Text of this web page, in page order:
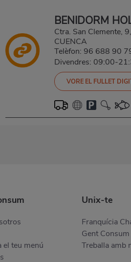
BENIDORM
Ctra. San Clemente,
CUENCA
Telèfon: 96 688 90
Divendres: 09:00-
VORE EL FULLET
el teu menú
Unix-te
Franquícia
Gent Consum
Treballa amb